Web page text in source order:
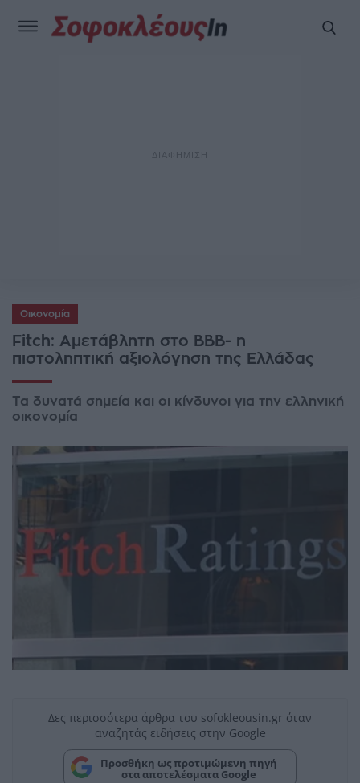
Οικονομία
Fitch: Αμετάβλητη στο ΒΒΒ- η
πιστοληπτική αξιολόγηση της Ελλάδας
Τα δυνατά σημεία και οι κίνδυνοι για την ελληνική
οικονομία
Δες περισσότερα άρθρα του sofokleousin.gr όταν
αναζητάς ειδήσεις στην Google
Προσθήκη ως προτιμώμενη πηγή
στα αποτελέσματα Google